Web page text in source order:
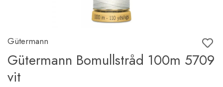
Gütermann
Gütermann Bomullstråd 100m 5709
vit